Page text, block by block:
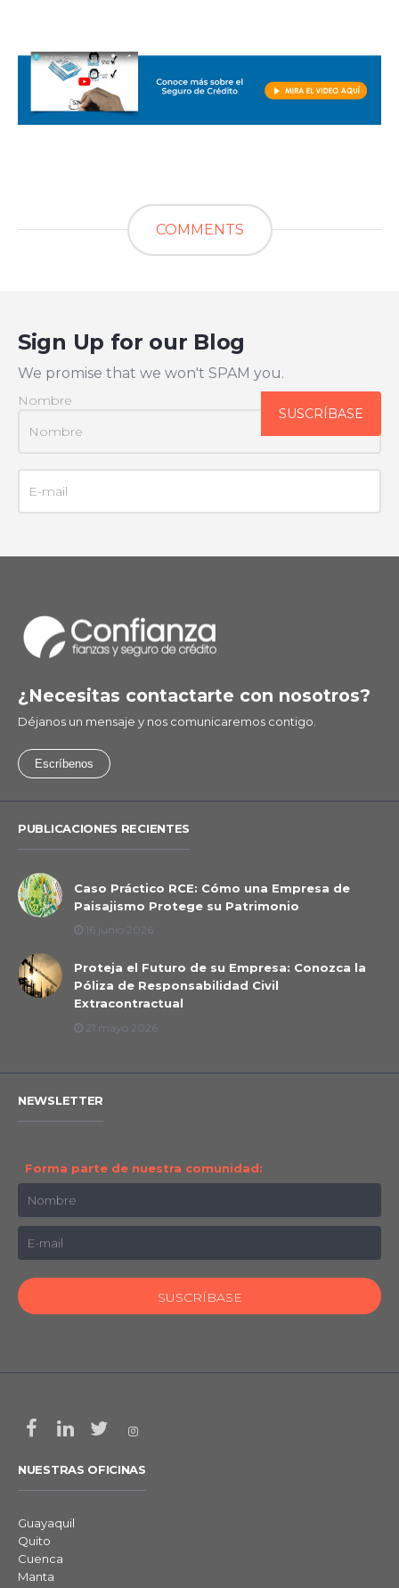
COMMENTS
Sign Up for our Blog
We promise that we won't SPAM you.
Nombre
¿Necesitas contactarte con nosotros?
Déjanos un mensaje y nos comunicaremos contigo.
Escríbenos
PUBLICACIONES RECIENTES
Caso Práctico RCE: Cómo una Empresa de
Paisajismo Protege su Patrimonio
16 junio 2026
Proteja el Futuro de su Empresa: Conozca la
Póliza de Responsabilidad Civil
Extracontractual
21 mayo 2026
NEWSLETTER
Forma parte de nuestra comunidad:
NUESTRAS OFICINAS
Guayaquil
Quito
Cuenca
Manta